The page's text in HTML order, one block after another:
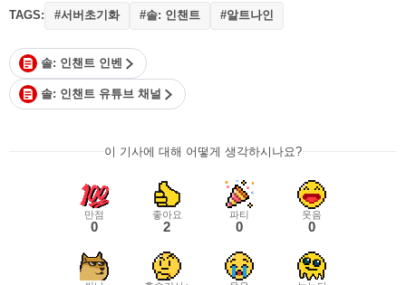
TAGS: #서버초기화 #솔: 인챈트 #알트나인
솔: 인챈트 인벤
솔: 인챈트 유튜브 채널
이 기사에 대해 어떻게 생각하시나요?
만점
0
좋아요
2
파티
0
웃음
0